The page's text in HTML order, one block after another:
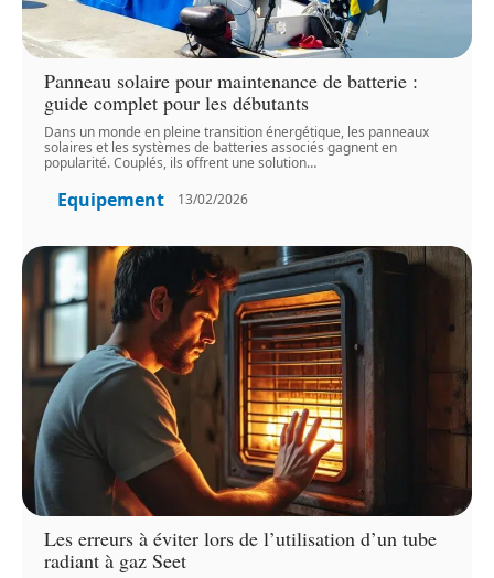
Panneau solaire pour maintenance de batterie :
guide complet pour les débutants
Dans un monde en pleine transition énergétique, les panneaux
solaires et les systèmes de batteries associés gagnent en
popularité. Couplés, ils offrent une solution…
Equipement 13/02/2026
Les erreurs à éviter lors de l’utilisation d’un tube
radiant à gaz Seet